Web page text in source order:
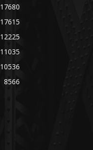
17680
17615
12225
11035
10536
8566